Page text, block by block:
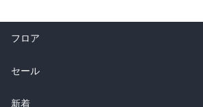
フロア
総合
ラノベ
セール
総合
新着